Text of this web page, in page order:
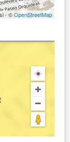
- ©OpenStreetMap